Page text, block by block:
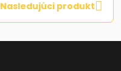
Nasledujúci produkt